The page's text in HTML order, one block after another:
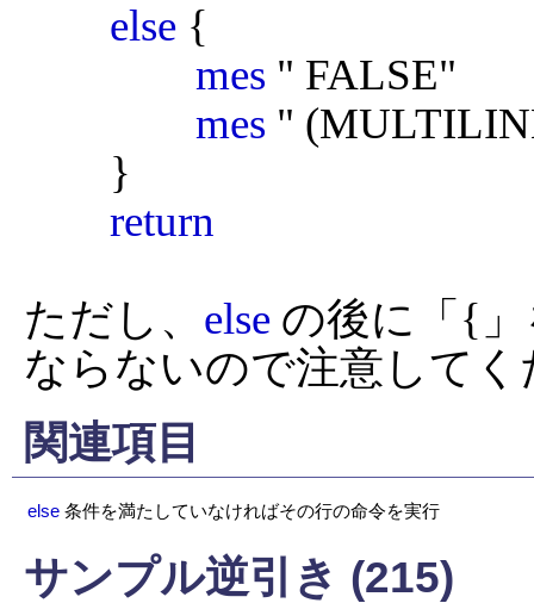
else {
mes " FALSE"
mes "
return
ただし、 else の後に「{
ならないので注意してく
関連項目
else 条件を満たしていなければその行の命令を実行
サンプル逆引き (215)